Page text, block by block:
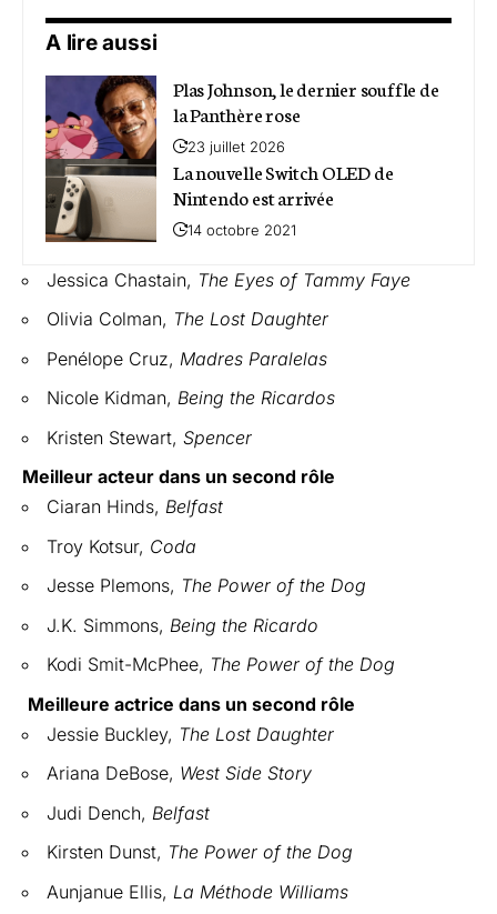
A lire aussi
Plas Johnson, le dernier souffle de
la Panthère rose
23 juillet 2026
La nouvelle Switch OLED de
Nintendo est arrivée
14 octobre 2021
Jessica Chastain, The Eyes of Tammy Faye
Olivia Colman, The Lost Daughter
Penélope Cruz, Madres Paralelas
Nicole Kidman, Being the Ricardos
Kristen Stewart, Spencer
Meilleur acteur dans un second rôle
Ciaran Hinds, Belfast
Troy Kotsur, Coda
Jesse Plemons, The Power of the Dog
J.K. Simmons, Being the Ricardo
Kodi Smit-McPhee, The Power of the Dog
Meilleure actrice dans un second rôle
Jessie Buckley, The Lost Daughter
Ariana DeBose, West Side Story
Judi Dench, Belfast
Kirsten Dunst, The Power of the Dog
Aunjanue Ellis, La Méthode Williams